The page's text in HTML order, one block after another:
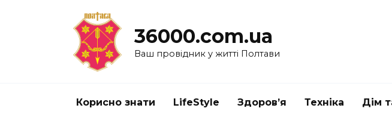
36000.com.ua
Ваш провідник у житті Полтави
Корисно знати LifeStyle Здоров’я Техніка Дім